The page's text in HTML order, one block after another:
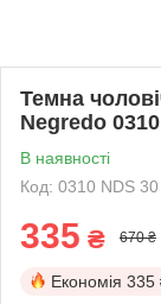
Темна
Negredo
В наявності
Код: 0310 NDS 30
335 ₴ 670 ₴
Економія 335